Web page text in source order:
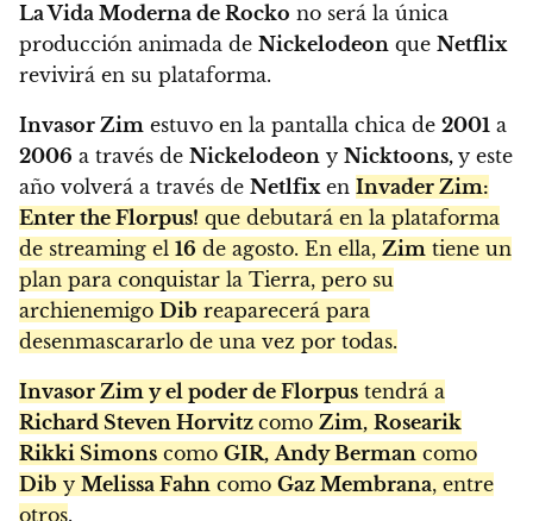
La Vida Moderna de Rocko no será la única
producción animada de Nickelodeon que Netflix
revivirá en su plataforma.
Invasor Zim estuvo en la pantalla chica de 2001 a
2006 a través de Nickelodeon y Nicktoons, y este
año volverá a través de Netlfixen Invader Zim:
Enter the Florpus! que debutará en la plataforma
de streaming el 16 de agosto. En ella, Zim tiene un
plan para conquistar la Tierra, pero su
archienemigo Dib reaparecerá para
desenmascararlo de una vez por todas.
Invasor Zim y el poder de Florpus tendrá a
Richard Steven Horvitz como Zim, Rosearik
Rikki Simons como GIR, Andy Berman como
Dib y Melissa Fahn como Gaz Membrana, entre
otros.